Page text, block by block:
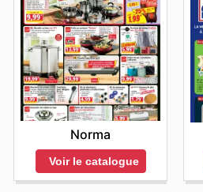
Norma
Voir le catalogue